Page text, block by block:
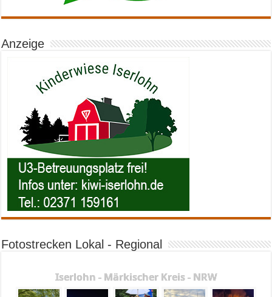
Anzeige
Fotostrecken Lokal - Regional
Iserlohn - Märkischer Kreis - NRW